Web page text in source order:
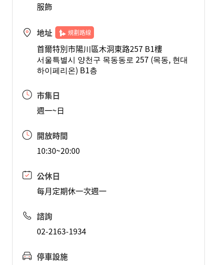
服飾
地址 規劃路線
首爾特別市陽川區木洞東路257 B1樓
서울특별시 양천구 목동동로 257 (목동, 현대
하이페리온) B1층
市集日
週一~日
開放時間
10:30~20:00
公休日
每月定期休一次週一
諮詢
02-2163-1934
停車設施